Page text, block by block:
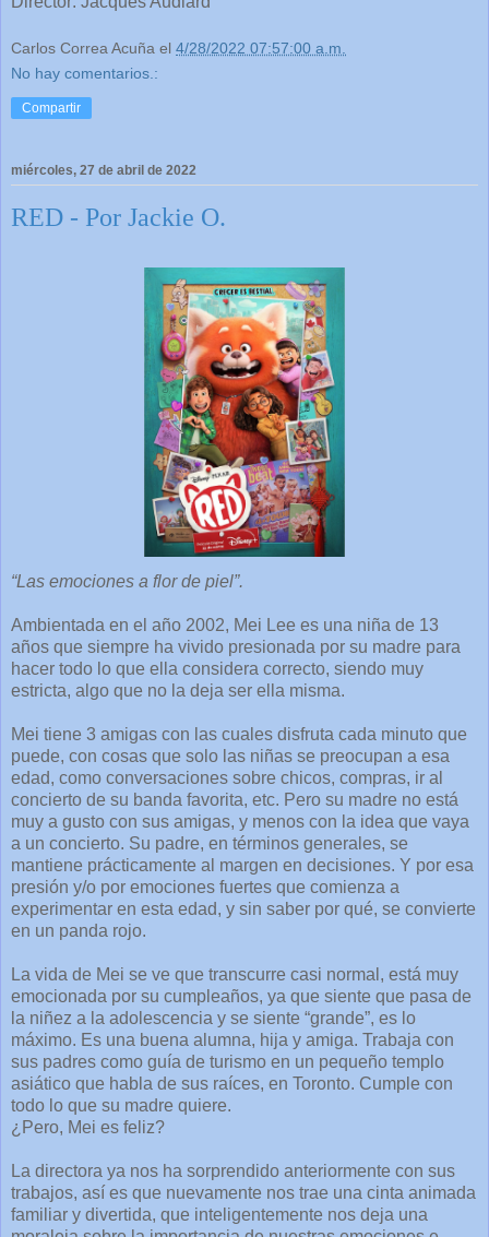
Carlos Correa Acuña el 4/28/2022 07:57:00 a.m.
No hay comentarios.:
Compartir
miércoles, 27 de abril de 2022
RED - Por Jackie O.
“Las emociones a flor de piel”.
Ambientada en el año 2002, Mei Lee es una niña de 13
años que siempre ha vivido presionada por su madre para
hacer todo lo que ella considera correcto, siendo muy
estricta, algo que no la deja ser ella misma.
Mei tiene 3 amigas con las cuales disfruta cada minuto que
puede, con cosas que solo las niñas se preocupan a esa
edad, como conversaciones sobre chicos, compras, ir al
concierto de su banda favorita, etc. Pero su madre no está
muy a gusto con sus amigas, y menos con la idea que vaya
a un concierto. Su padre, en términos generales, se
mantiene prácticamente al margen en decisiones. Y por esa
presión y/o por emociones fuertes que comienza a
experimentar en esta edad, y sin saber por qué, se convierte
en un panda rojo.
La vida de Mei se ve que transcurre casi normal, está muy
emocionada por su cumpleaños, ya que siente que pasa de
la niñez a la adolescencia y se siente “grande”, es lo
máximo. Es una buena alumna, hija y amiga. Trabaja con
sus padres como guía de turismo en un pequeño templo
asiático que habla de sus raíces, en Toronto. Cumple con
todo lo que su madre quiere.
¿Pero, Mei es feliz?
La directora ya nos ha sorprendido anteriormente con sus
trabajos, así es que nuevamente nos trae una cinta animada
familiar y divertida, que inteligentemente nos deja una